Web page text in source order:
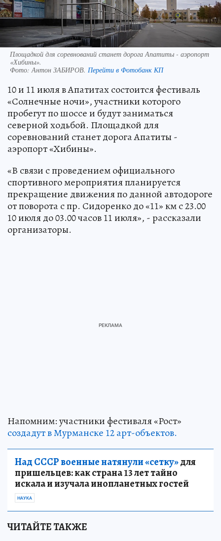
Площадкой для соревнований станет дорога Апатиты - аэропорт
«Хибины».
Фото: Антон ЗАБИРОВ. Перейти в Фотобанк КП
10 и 11 июля в Апатитах состоится фестиваль
«Солнечные ночи», участники которого
пробегут по шоссе и будут заниматься
северной ходьбой. Площадкой для
соревнований станет дорога Апатиты -
аэропорт «Хибины».
«В связи с проведением официального
спортивного мероприятия планируется
прекращение движения по данной автодороге
от поворота с пр. Сидоренко до «11» км с 23.00
10 июля до 03.00 часов 11 июля», - рассказали
организаторы.
Напомним: участники фестиваля «Рост»
создадут в Мурманске 12 арт-объектов.
Над СССР военные натянули «сетку»для
пришельцев: как страна 13 лет тайно
искала и изучала инопланетных гостей
НАУКА
ЧИТАЙТЕ ТАКЖЕ